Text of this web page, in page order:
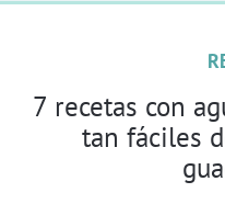
7 recetas con
tan fáciles